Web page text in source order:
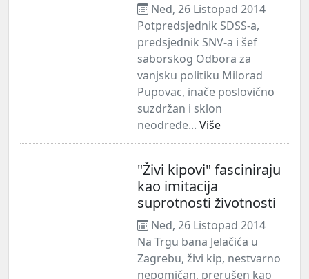
Ned, 26 Listopad 2014
Potpredsjednik SDSS-a,
predsjednik SNV-a i šef
saborskog Odbora za
vanjsku politiku Milorad
Pupovac, inače poslovično
suzdržan i sklon
neodređe... Više
"Živi kipovi" fasciniraju
kao imitacija
suprotnosti životnosti
Ned, 26 Listopad 2014
Na Trgu bana Jelačića u
Zagrebu, živi kip, nestvarno
nepomičan, prerušen kao